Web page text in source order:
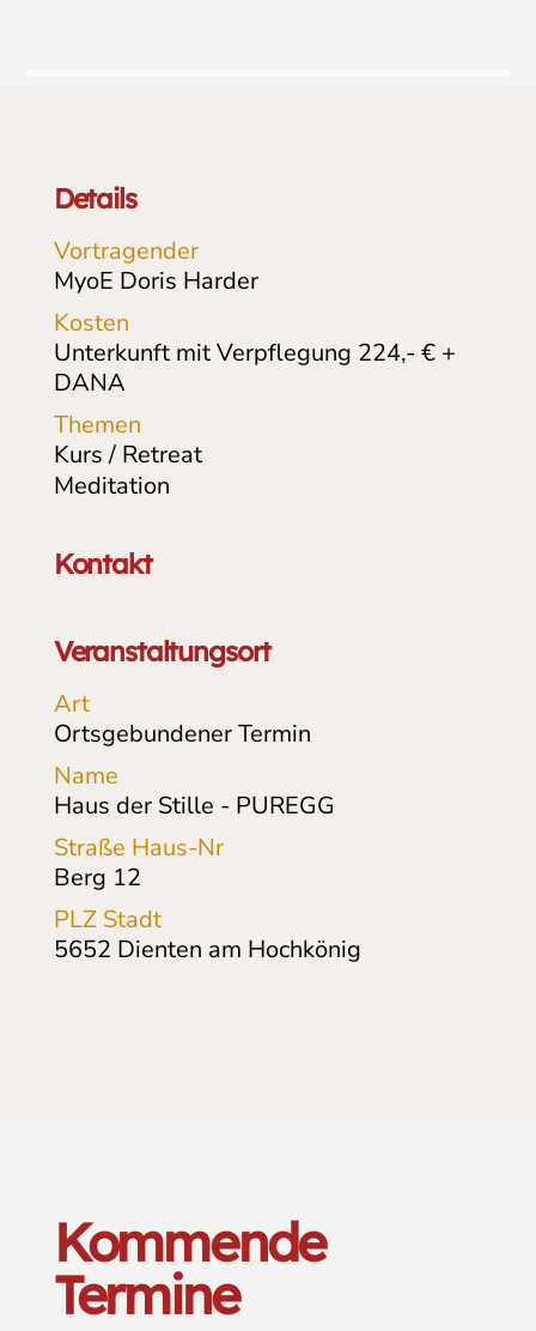
Details
Vortragender
MyoE Doris Harder
Kosten
Unterkunft mit Verpflegung 224,- € +
DANA
Themen
Kurs / Retreat
Meditation
Kontakt
Veranstaltungsort
Art
Ortsgebundener Termin
Name
Haus der Stille - PUREGG
Straße Haus-Nr
Berg 12
PLZ Stadt
5652 Dienten am Hochkönig
Kommende
Termine